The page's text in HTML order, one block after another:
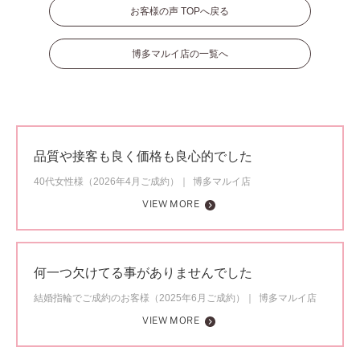
お客様の声 TOPへ戻る
博多マルイ店の一覧へ
品質や接客も良く価格も良心的でした
40代女性様（2026年4月ご成約）
博多マルイ店
VIEW MORE
何一つ欠けてる事がありませんでした
結婚指輪でご成約のお客様（2025年6月ご成約）
博多マルイ店
VIEW MORE